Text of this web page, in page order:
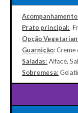
Prato principal:
Opção
Guarnição: Creme
Saladas: Alface,
Sobremesa: